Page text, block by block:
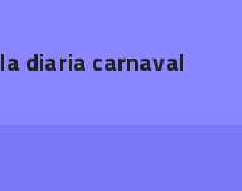
la diaria carnaval